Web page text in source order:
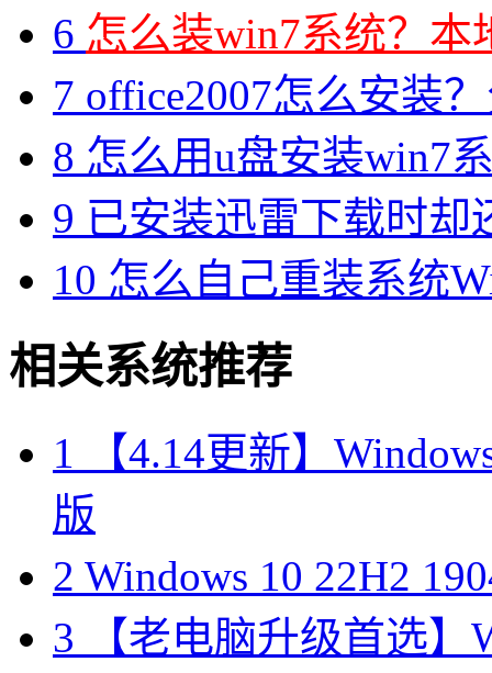
6 怎么装win7系统？本
7 office2007怎么安装
8 怎么用u盘安装win7
9 已安装迅雷下载时却
10 怎么自己重装系统
相关系统推荐
1 【4.14更新】
版
2 Windows 10 22H2
3 【老电脑升级首选】